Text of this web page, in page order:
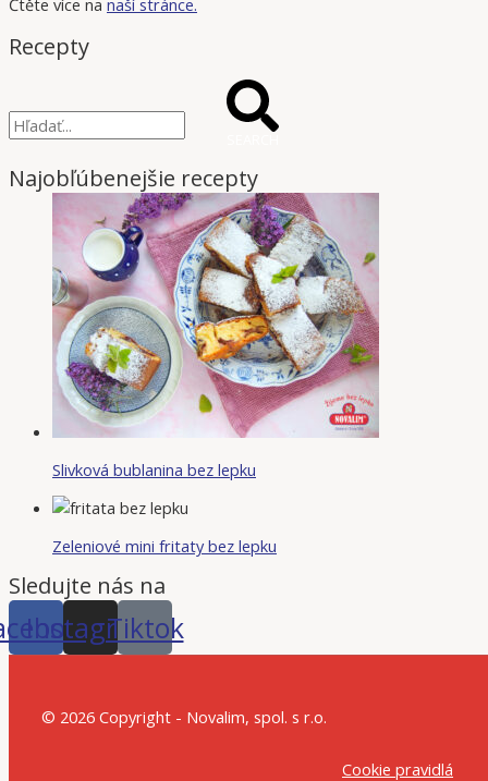
Recepty
Najobľúbenejšie recepty
Slivková bublanina bez lepku
Zeleniové mini fritaty bez lepku
Sledujte nás na
Instagram
Tiktok
© 2026 Copyright - Novalim, spol. s r.o.
Cookie pravidlá